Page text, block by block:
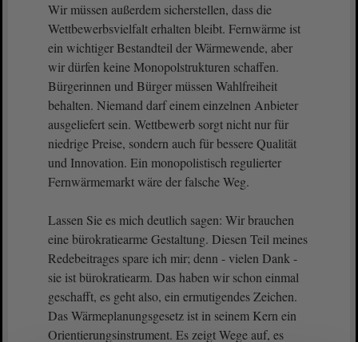
Wir müssen außerdem sicherstellen, dass die
Wettbewerbsvielfalt erhalten bleibt. Fernwärme ist
ein wichtiger Bestandteil der Wärmewende, aber
wir dürfen keine Monopolstrukturen schaffen.
Bürgerinnen und Bürger müssen Wahlfreiheit
behalten. Niemand darf einem einzelnen Anbieter
ausgeliefert sein. Wettbewerb sorgt nicht nur für
niedrige Preise, sondern auch für bessere Qualität
und Innovation. Ein monopolistisch regulierter
Fernwärmemarkt wäre der falsche Weg.
Lassen Sie es mich deutlich sagen: Wir brauchen
eine bürokratiearme Gestaltung. Diesen Teil meines
Redebeitrages spare ich mir; denn - vielen Dank -
sie ist bürokratiearm. Das haben wir schon einmal
geschafft, es geht also, ein ermutigendes Zeichen.
Das Wärmeplanungsgesetz ist in seinem Kern ein
Orientierungsinstrument. Es zeigt Wege auf, es